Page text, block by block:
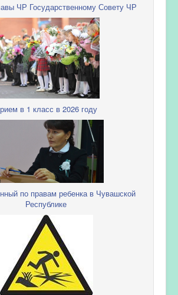
ЧР Государственному Совету ЧР
в 1 класс в 2026 году
по правам ребенка в Чувашской
Республике